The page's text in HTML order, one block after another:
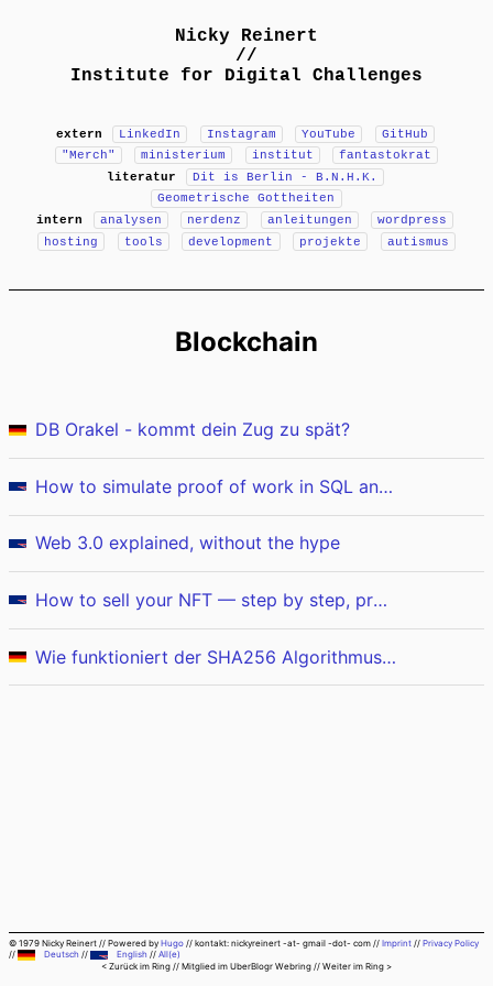
Nicky Reinert
//
Institute for Digital Challenges
extern LinkedIn Instagram YouTube
GitHub
"Merch"
ministerium institut
fantastokrat
literatur
Dit is Berlin - B.N.H.K.
Geometrische Gottheiten
intern
analysen nerdenz anleitungen
wordpress
hosting
tools development projekte autismus
Blockchain
DB Orakel - kommt dein Zug zu spät?
How to simulate proof of work in SQL and BigQuery
Web 3.0 explained, without the hype
How to sell your NFT — step by step, pros and cons
Wie funktioniert der SHA256 Algorithmus…im Detail? (Teil&nbsp;1/2)
© 1979 Nicky Reinert // Powered by Hugo // kontakt: nickyreinert -at- gmail -dot- com // Imprint // Privacy Policy
//
Deutsch // English // All(e)
< Zurück im Ring // Mitglied im UberBlogr Webring // Weiter im Ring >